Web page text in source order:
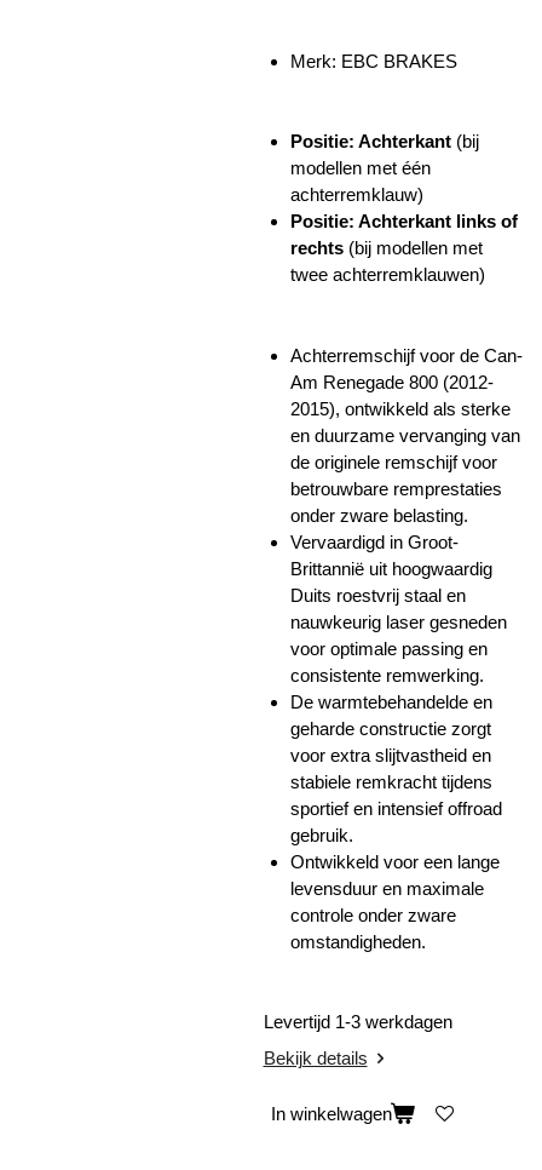
Merk: EBC BRAKES
Positie: Achterkant (bij
modellen met één
achterremklauw)
Positie: Achterkant links of
rechts (bij modellen met
twee achterremklauwen)
Achterremschijf voor de Can-
Am Renegade 800 (2012-
2015), ontwikkeld als sterke
en duurzame vervanging van
de originele remschijf voor
betrouwbare remprestaties
onder zware belasting.
Vervaardigd in Groot-
Brittannië uit hoogwaardig
Duits roestvrij staal en
nauwkeurig laser gesneden
voor optimale passing en
consistente remwerking.
De warmtebehandelde en
geharde constructie zorgt
voor extra slijtvastheid en
stabiele remkracht tijdens
sportief en intensief offroad
gebruik.
Ontwikkeld voor een lange
levensduur en maximale
controle onder zware
omstandigheden.
Levertijd 1-3 werkdagen
Bekijk details
In winkelwagen